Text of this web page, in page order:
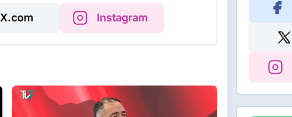
X.com Instagram